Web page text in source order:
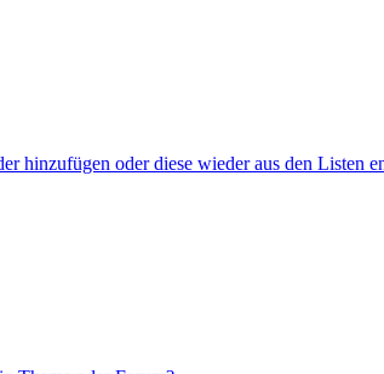
hinzufügen oder diese wieder aus den Listen